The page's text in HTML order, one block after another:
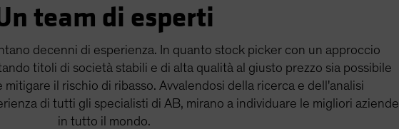
team di esperti
decenni di esperienza. In quanto stock picker con un approccio
titoli di società stabili e di alta qualità al giusto prezzo sia possibile
il rischio di ribasso. Avvalendosi della ricerca e dell'analisi
di tutti gli specialisti di AB, mirano a individuare le migliori aziende
in tutto il mondo.